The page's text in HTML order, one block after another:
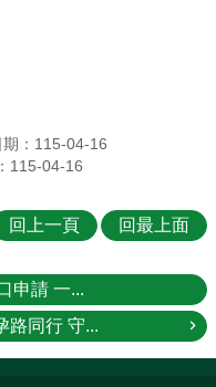
期：115-04-16
115-04-16
回上一頁 回最上面
申請 一...
路同行 守...